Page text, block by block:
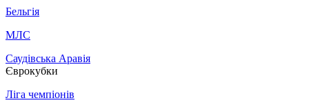
Бельгія
МЛС
Саудівська Аравія
Єврокубки
Ліга чемпіонів